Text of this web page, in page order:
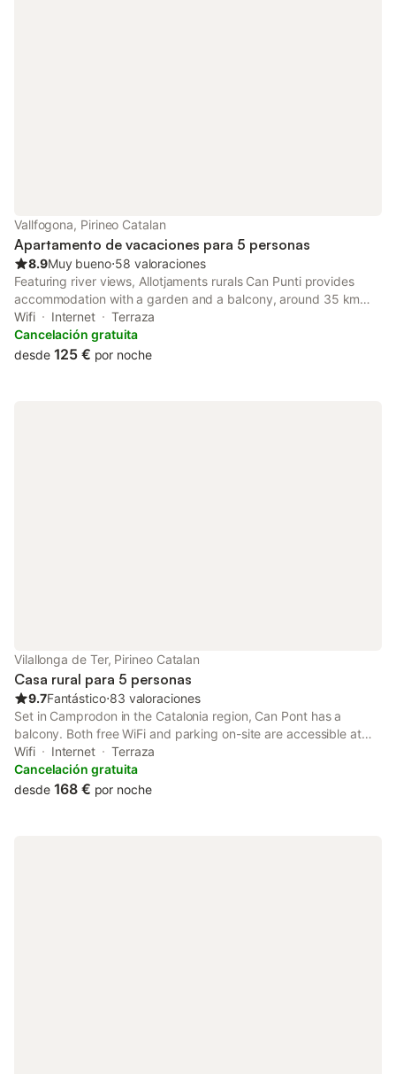
Vallfogona, Pirineo Catalan
Apartamento de vacaciones para 5 personas
8.9Muy bueno⋅58 valoraciones
Featuring river views, Allotjaments rurals Can Punti provides
accommodation with a garden and a balcony, around 35 km
from Vall de Núria Ski station. Both free WiFi and parking on-site
are available at the farm stay free of charge.
Wifi Internet
Terraza
Cancelación gratuita
desde 125 € por noche
Vilallonga de Ter, Pirineo Catalan
Casa rural para 5 personas
9.7Fantástico⋅83 valoraciones
Set in Camprodon in the Catalonia region, Can Pont has a
balcony. Both free WiFi and parking on-site are accessible at
the chalet free of charge. The property is non-smoking and is
situated 49 km from Vall de Núria Ski station.
Wifi Internet
Terraza
Cancelación gratuita
desde 168 € por noche